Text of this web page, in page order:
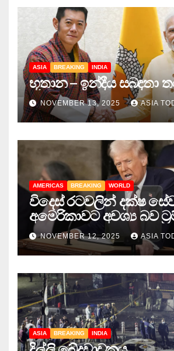
ASIA BREAKING INDIA
භූතාන – ඉන්දීය සබඳතා
NOVEMBER 13, 2025 ASIA
AMERICAS BREAKING WORLD
විදෙස් රටවලින් දක්ෂ
අමෙරිකාවට අවශ්‍ය බව
NOVEMBER 12, 2025 ASIA
ASIA BREAKING INDIA